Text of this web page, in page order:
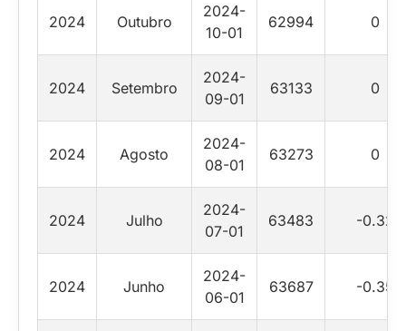
2024 Outubro
2024-
10-01
62994 0
2024 Setembro
2024-
09-01
63133 0
2024 Agosto
2024-
08-01
63273 0
2024 Julho
2024-
07-01
63483 -0.32
2024 Junho
2024-
06-01
63687 -0.35